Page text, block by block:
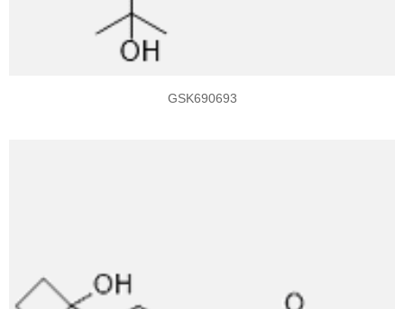
GSK690693